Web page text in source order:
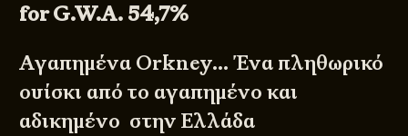
for G.W.A. 54,7%
Αγαπημένα Orkney… Ένα πληθωρικό
ουίσκι από το αγαπημένο και
αδικημένο στην Ελλάδα